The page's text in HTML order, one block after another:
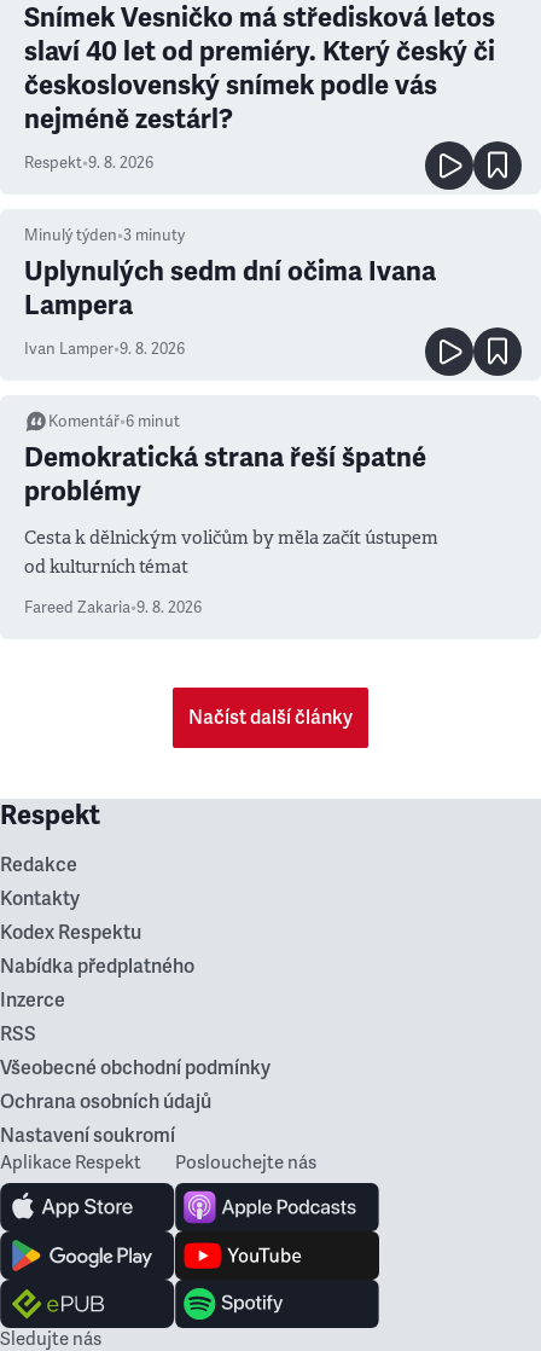
Snímek Vesničko má středisková letos
slaví 40 let od premiéry. Který český či
československý snímek podle vás
nejméně zestárl?
Respekt•9. 8. 2026
Minulý týden•3 minuty
Uplynulých sedm dní očima Ivana
Lampera
Ivan Lamper•9. 8. 2026
Komentář•6 minut
Demokratická strana řeší špatné
problémy
Cesta k dělnickým voličům by měla začít ústupem
od kulturních témat
Fareed Zakaria•9. 8. 2026
Načíst další články
Respekt
Redakce
Kontakty
Kodex Respektu
Nabídka předplatného
Inzerce
RSS
Všeobecné obchodní podmínky
Ochrana osobních údajů
Nastavení soukromí
Aplikace Respekt Poslouchejte nás
Sledujte nás